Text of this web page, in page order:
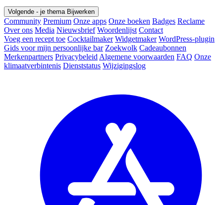
Volgende - je thema Bijwerken
Community Premium Onze apps Onze boeken Badges Reclame
Over ons Media Nieuwsbrief Woordenlijst Contact
Voeg een recept toe Cocktailmaker Widgetmaker WordPress-plugin
Gids voor mijn persoonlijke bar Zoekwolk Cadeaubonnen
Merkenpartners Privacybeleid Algemene voorwaarden FAQ Onze
klimaatverbintenis Dienststatus Wijzigingslog